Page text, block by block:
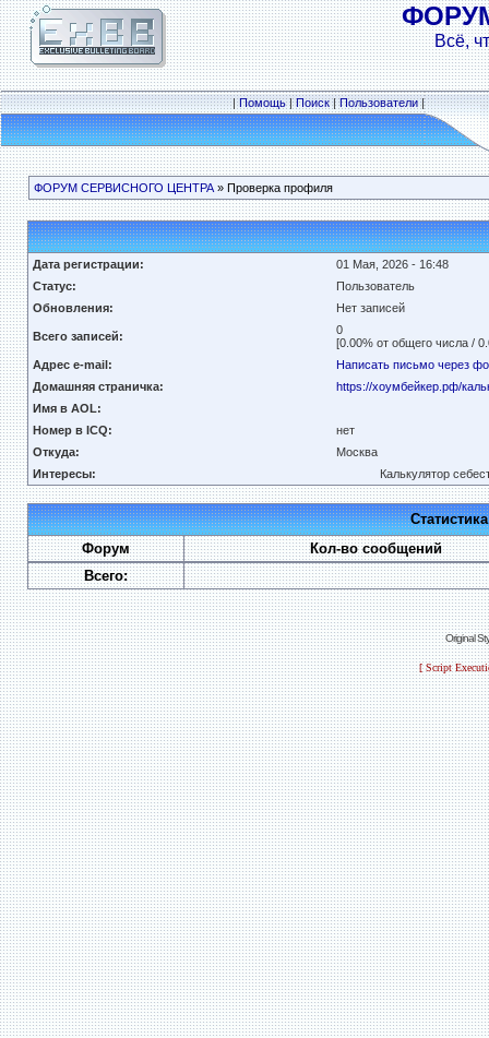
Всё,
|Помощь|Поиск|Пользователи|
ФОРУМ СЕРВИСНОГО ЦЕНТРА» Проверка профиля
Дата регистрации:
01 Мая, 2026 - 16:48
Статус:
Пользователь
Обновления:
Нет записей
Всего записей:
0
[0.00% от общего числа /
Адрес e-mail:
Написать письмо через
Домашняя страничка:
https://хоумбейкер.рф/
Имя в AOL:
Номер в ICQ:
нет
Откуда:
Москва
Интересы:
Калькулятор
Форум
Кол-во сообщений
Всего:
Original
[ Script